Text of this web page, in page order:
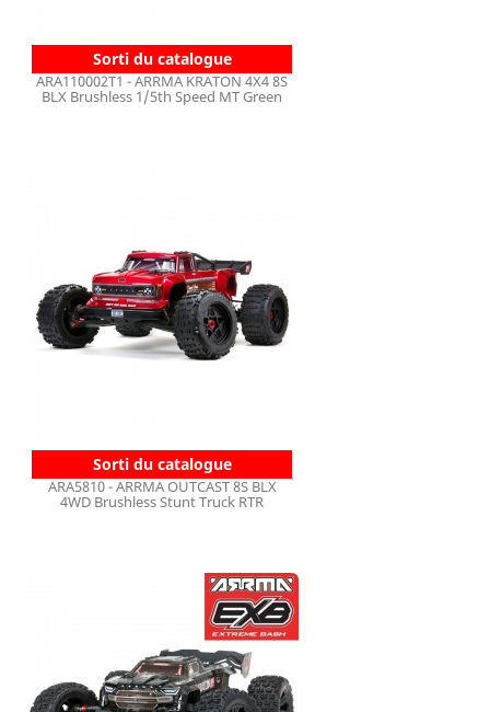
Sorti du catalogue
ARA110002T1 - ARRMA KRATON 4X4 8S
BLX Brushless 1/5th Speed MT Green
Sorti du catalogue
ARA5810 - ARRMA OUTCAST 8S BLX
4WD Brushless Stunt Truck RTR